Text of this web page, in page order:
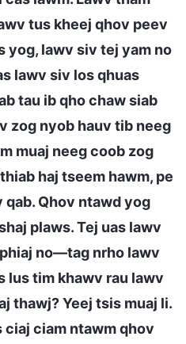
tus kheej qhov peev
yog, lawv siv tej yam no
lawv siv los qhuas
tau ib qho chaw siab
zog nyob hauv tib neeg
muaj neeg coob zog
haj tseem hawm, pe
qab. Qhov ntawd yog
plaws. Tej uas lawv
no—tag nrho lawv
lus tim khawv rau lawv
thawj? Yeej tsis muaj li.
ciam ntawm qhov